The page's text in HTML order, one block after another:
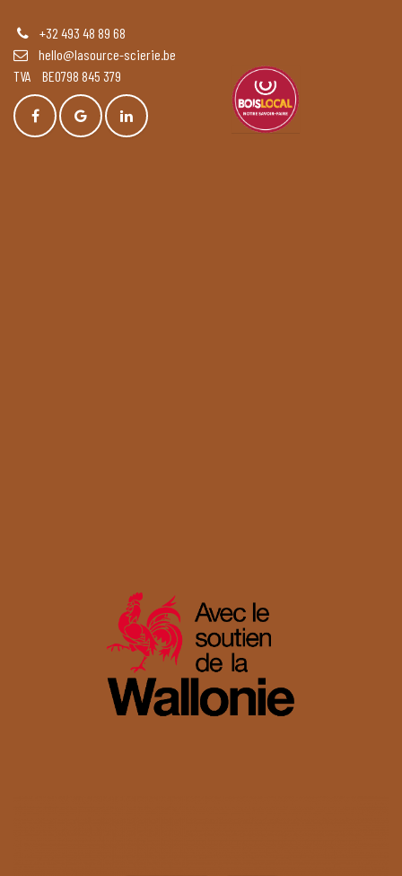
+32 493 48 89 68
hello@lasource-scierie.be
TVA BE0798 845 379